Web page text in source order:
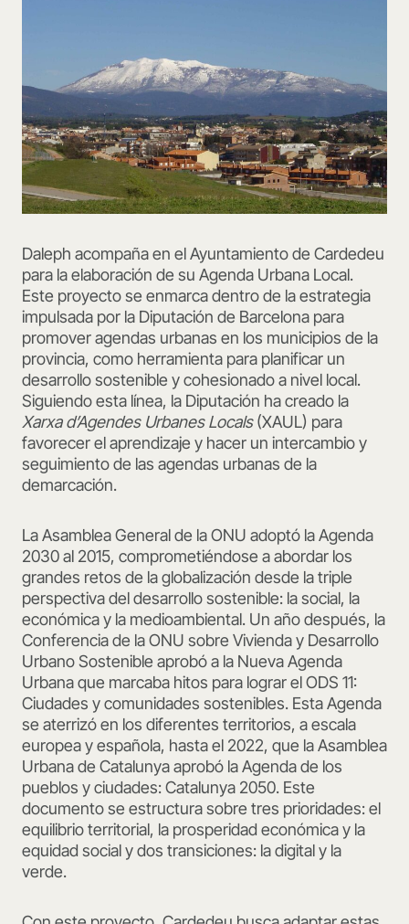
Daleph acompaña en el Ayuntamiento de Cardedeu
para la elaboración de su Agenda Urbana Local.
Este proyecto se enmarca dentro de la estrategia
impulsada por la Diputación de Barcelona para
promover agendas urbanas en los municipios de la
provincia, como herramienta para planificar un
desarrollo sostenible y cohesionado a nivel local.
Siguiendo esta línea, la Diputación ha creado la
Xarxa d’Agendes Urbanes Locals(XAUL) para
favorecer el aprendizaje y hacer un intercambio y
seguimiento de las agendas urbanas de la
demarcación.
La Asamblea General de la ONU adoptó la Agenda
2030 al 2015, comprometiéndose a abordar los
grandes retos de la globalización desde la triple
perspectiva del desarrollo sostenible: la social, la
económica y la medioambiental. Un año después, la
Conferencia de la ONU sobre Vivienda y Desarrollo
Urbano Sostenible aprobó a la Nueva Agenda
Urbana que marcaba hitos para lograr el ODS 11:
Ciudades y comunidades sostenibles. Esta Agenda
se aterrizó en los diferentes territorios, a escala
europea y española, hasta el 2022, que la Asamblea
Urbana de Catalunya aprobó la Agenda de los
pueblos y ciudades: Catalunya 2050. Este
documento se estructura sobre tres prioridades: el
equilibrio territorial, la prosperidad económica y la
equidad social y dos transiciones: la digital y la
verde.